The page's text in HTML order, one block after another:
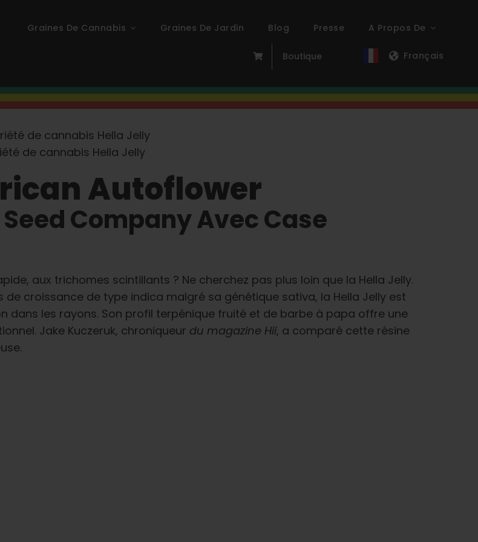
Graines De Cannabis Graines De Jardin Blog Presse A Propos De
Boutique Français
de cannabis Hella Jelly
Autoflower
Company Avec Case
aux trichomes scintillants ? Ne cherchez pas plus loin que la Hella Jelly.
croissance de type indica malgré sa génétique sativa, la Hella Jelly est
dans les rayons. Son profil terpénique fruité et de barbe à papa offre une
Jake Kuczeruk, chroniqueur du magazine Hii, a comparé cette résine